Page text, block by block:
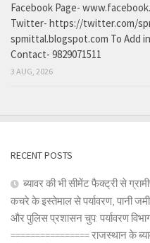
Facebook Page-
Twitter- https://twitter.com/
spmittal.blogspot.com To Add
Contact- 9829071511
3 AUG, 2026
RECENT POSTS
ब्यावर की भी सीमेंट फैक्ट्री से
कचरे के इस्तेमाल से पर्यावरण, पानी
और पुलिस प्रशासन चुप: पर्यावरण
================ राजस्थान के